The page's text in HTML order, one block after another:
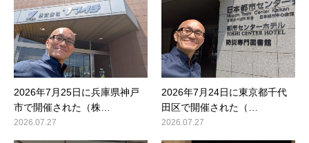
2026年7月25日に兵庫県神戸
市で開催された（株…
2026.07.27
2026年7月24日に東京都千代
田区で開催された（…
2026.07.27